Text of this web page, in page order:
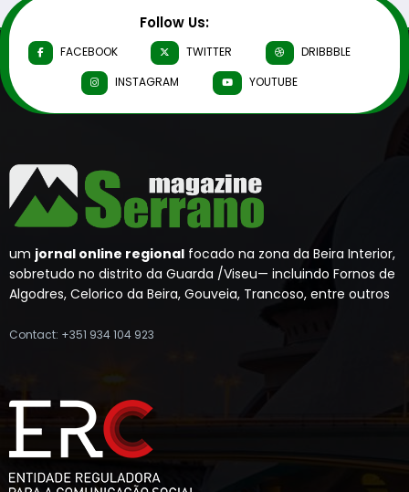
Follow Us:
FACEBOOK TWITTER
DRIBBBLE
INSTAGRAM
YOUTUBE
um jornal online regional focado na zona da Beira Interior,
sobretudo no distrito da Guarda /Viseu— incluindo Fornos de
Algodres, Celorico da Beira, Gouveia, Trancoso, entre outros
Contact: +351 934 104 923